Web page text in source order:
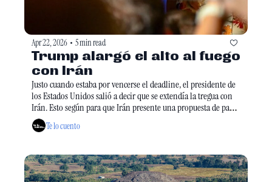
Apr 22, 2026 • 5 min read
Trump alargó el alto al fuego
con Irán
Justo cuando estaba por vencerse el deadline, el presidente de
los Estados Unidos salió a decir que se extendía la tregua con
Irán. Esto según para que Irán presente una propuesta de paz
permanente unificada. Eso sí, Washington mantendrá su
Te lo cuento